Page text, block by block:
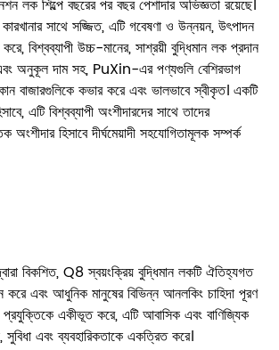
লক শিল্পে বছরের পর বছর পেশাদার অভিজ্ঞতা রয়েছে।
সাথে সজ্জিত, এটি গবেষণা ও উন্নয়ন, উৎপাদন
বিশ্বব্যাপী উচ্চ-মানের, সাশ্রয়ী বুদ্ধিমান লক প্রদান
অনুকূল দাম সহ, PuXin-এর পণ্যগুলি বেশিরভাগ
বাজারগুলিকে কভার করে এবং ভালভাবে স্বীকৃত। একটি
এটি বিশ্বব্যাপী অংশীদারদের সাথে তাদের
অংশীদার হিসাবে দীর্ঘমেয়াদী সহযোগিতামূলক সম্পর্ক
বিকশিত, Q8 স্বয়ংক্রিয় বুদ্ধিমান লকটি ঐতিহ্যগত
করে এবং আধুনিক মানুষের বিভিন্ন আনলকিং চাহিদা পূরণ
প্রযুক্তিকে একীভূত করে, এটি আবাসিক এবং বাণিজ্যিক
সুবিধা এবং ব্যবহারিকতাকে একত্রিত করে।